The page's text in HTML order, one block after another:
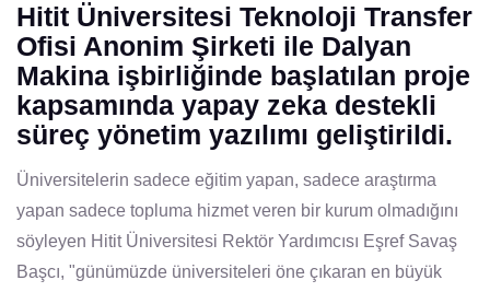
Hitit Üniversitesi Teknoloji Transfer
Ofisi Anonim Şirketi ile Dalyan
Makina işbirliğinde başlatılan proje
kapsamında yapay zeka destekli
süreç yönetim yazılımı geliştirildi.
Üniversitelerin sadece eğitim yapan, sadece araştırma
yapan sadece topluma hizmet veren bir kurum olmadığını
söyleyen Hitit Üniversitesi Rektör Yardımcısı Eşref Savaş
Başcı, "günümüzde üniversiteleri öne çıkaran en büyük